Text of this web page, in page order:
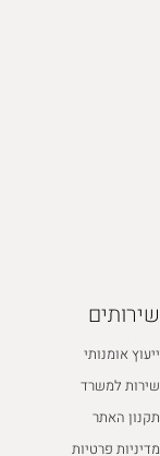
שירותים
ייעוץ אומנותי
שירות למשרד
תקנון האתר
מדיניות פרטיות